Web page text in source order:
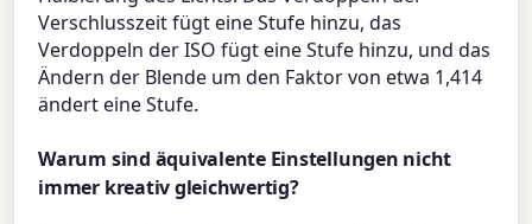
Verschlusszeit fügt eine Stufe hinzu, das
Verdoppeln der ISO fügt eine Stufe hinzu, und das
Ändern der Blende um den Faktor von etwa 1,414
ändert eine Stufe.
Warum sind äquivalente Einstellungen nicht
immer kreativ gleichwertig?